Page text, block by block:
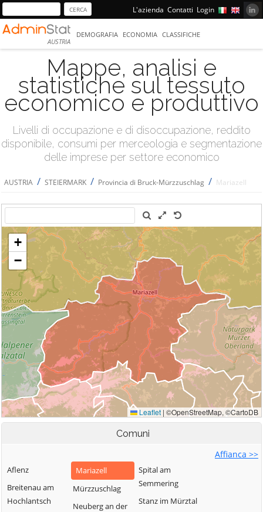
L'azienda Contatti Login
AUSTRIA
DEMOGRAFIA ECONOMIA CLASSIFICHE
Mappe, analisi e
statistiche sul tessuto
economico e produttivo
Livelli di occupazione e di disoccupazione, reddito
disponibile, consumi per merceologia e segmentazione
delle imprese per settore economico
AUSTRIA / STEIERMARK / Provincia di Bruck-Mürzzuschlag / Mariazell
Comuni
Affianca >>
Aflenz
Breitenau am
Hochlantsch
Mariazell
Mürzzuschlag
Neuberg an der
Spital am
Semmering
Stanz im Mürztal